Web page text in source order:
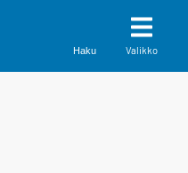
Haku Valikko